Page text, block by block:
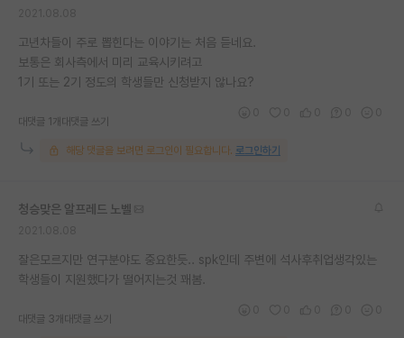
고년차들이 주로 뽑힌다는 이야기는 처음 듣네요.
보통은 회사측에서 미리 교육시키려고
1기 또는 2기 정도의 학생들만 신청받지 않나요?
대댓글 1개 대댓글 쓰기
해당 댓글을 보려면 로그인이 필요합니다. 로그인하기
청승맞은 알프레드 노벨
잘은모르지만 연구분야도 중요한듯.. spk인데 주변에 석사후취업생각있는
학생들이 지원했다가 떨어지는것 꽤봄.
대댓글 3개 대댓글 쓰기